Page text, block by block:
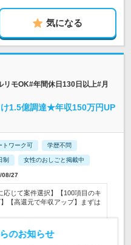
気になる
モOK#年間休日130日以上#月
け1.5億調達★年収150万円UP
トワーク可 学歴不問
制 女性のおしごと掲載中
08/27
応じて案件選択】【100項目のキ
【高還元で年収アップ】まずは
微経験者からベテランまで大歓
、テクニカルサポートの実務経
のお知らせ